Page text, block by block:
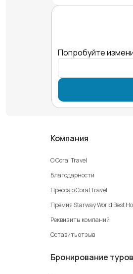
Попробуйте
Компания
О Coral Travel
Благодарности
Пресса о Coral Travel
Премия Starway World Best
Реквизиты компаний
Оставить отзыв
Бронирование